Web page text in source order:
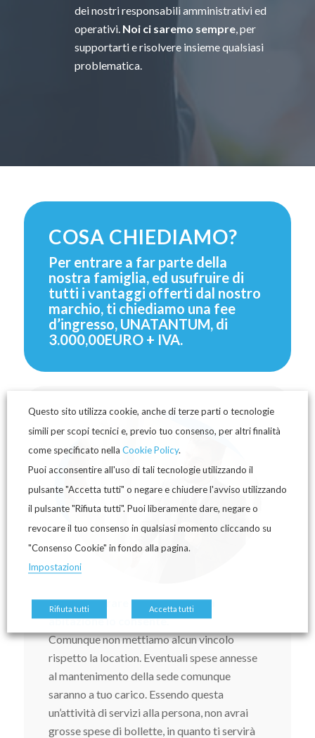
dei nostri responsabili amministrativi ed
operativi. Noi ci saremo sempre, per
supportarti e risolvere insieme qualsiasi
problematica.
COSA CHIEDIAMO?
Per entrare a far parte della
nostra famiglia, ed usufruire di
tutti i vantaggi offerti dal nostro
marchio, ti chiediamo una fee
d’ingresso, UNATANTUM, di
3.000,00EURO + IVA.
Potrai lavorare da casa se la tua
abitazione lo consente.
Comunque non mettiamo alcun vincolo
rispetto la location. Eventuali spese annesse
al mantenimento della sede comunque
saranno a tuo carico. Essendo questa
un’attività di servizi alla persona, non avrai
grosse spese di bollette, in quanto ti servirà
Questo sito utilizza cookie, anche di terze parti o tecnologie
simili per scopi tecnici e, previo tuo consenso, per altri finalità
come specificato nella Cookie Policy.
Puoi acconsentire all'uso di tali tecnologie utilizzando il
pulsante "Accetta tutti" o negare e chiudere l'avviso utilizzando
il pulsante "Rifiuta tutti". Puoi liberamente dare, negare o
revocare il tuo consenso in qualsiasi momento cliccando su
"Consenso Cookie" in fondo alla pagina.
Impostazioni
Rifiuta tutti Accetta tutti